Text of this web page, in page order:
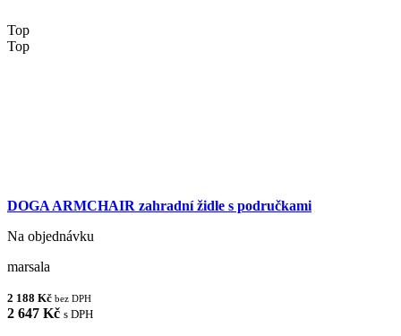
Top
Top
DOGA ARMCHAIR zahradní židle s područkami
Na objednávku
marsala
2 188 Kč bez DPH
2 647 Kč s DPH